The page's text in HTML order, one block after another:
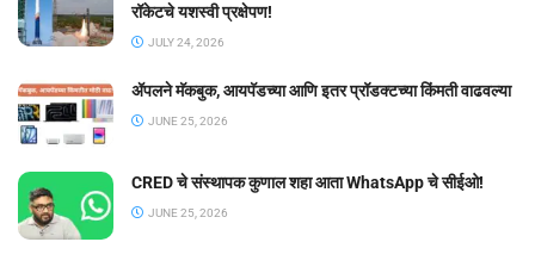
रॉकेटचे यशस्वी प्रक्षेपण!
JULY 24, 2026
ॲपलने मॅकबुक, आयपॅडच्या आणि इतर प्रॉडक्टच्या किंमती वाढवल्या
JUNE 25, 2026
CRED चे संस्थापक कुणाल शहा आता WhatsApp चे सीईओ!
JUNE 25, 2026